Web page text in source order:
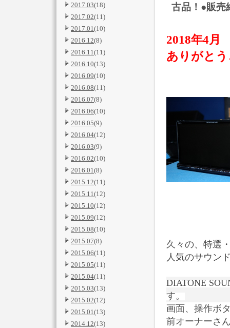
2017.03(18)
2017.02(11)
2017.01(10)
2016.12(8)
2016.11(11)
2016.10(13)
2016.09(10)
2016.08(11)
2016.07(8)
2016.06(10)
2016.05(9)
2016.04(12)
2016.03(9)
2016.02(10)
2016.01(8)
2015.12(11)
2015.11(12)
2015.10(12)
2015.09(12)
2015.08(10)
2015.07(8)
2015.06(11)
2015.05(11)
2015.04(11)
2015.03(13)
2015.02(12)
2015.01(13)
2014.12(13)
古品！●販売
2018年4月
ありがと
久々の、特選
人気のサウン
DIATONE
す。
画面、操作ボ
前オーナーさ